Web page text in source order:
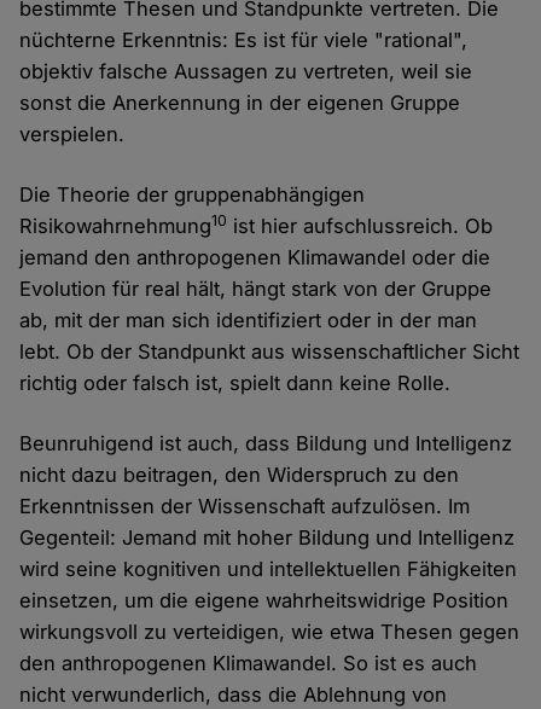
bestimmte Thesen und Standpunkte vertreten. Die
nüchterne Erkenntnis: Es ist für viele "rational",
objektiv falsche Aussagen zu vertreten, weil sie
sonst die Anerkennung in der eigenen Gruppe
verspielen.
Die Theorie der gruppenabhängigen
Risikowahrnehmung10 ist hier aufschlussreich. Ob
jemand den anthropogenen Klimawandel oder die
Evolution für real hält, hängt stark von der Gruppe
ab, mit der man sich identifiziert oder in der man
lebt. Ob der Standpunkt aus wissenschaftlicher Sicht
richtig oder falsch ist, spielt dann keine Rolle.
Beunruhigend ist auch, dass Bildung und Intelligenz
nicht dazu beitragen, den Widerspruch zu den
Erkenntnissen der Wissenschaft aufzulösen. Im
Gegenteil: Jemand mit hoher Bildung und Intelligenz
wird seine kognitiven und intellektuellen Fähigkeiten
einsetzen, um die eigene wahrheitswidrige Position
wirkungsvoll zu verteidigen, wie etwa Thesen gegen
den anthropogenen Klimawandel. So ist es auch
nicht verwunderlich, dass die Ablehnung von